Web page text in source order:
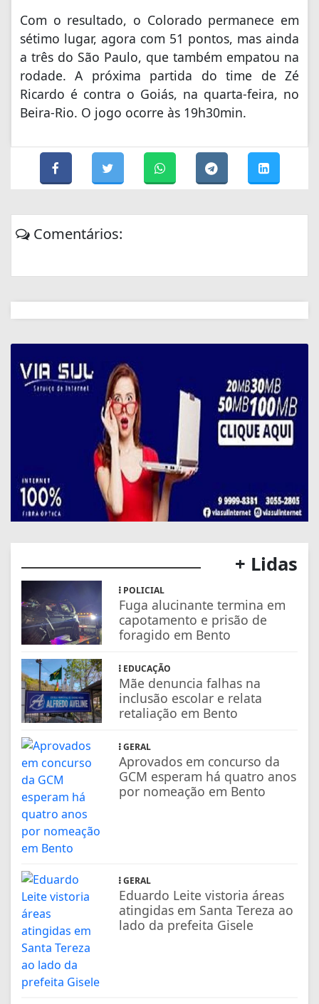
Com o resultado, o Colorado permanece em
sétimo lugar, agora com 51 pontos, mas ainda
a três do São Paulo, que também empatou na
rodade. A próxima partida do time de Zé
Ricardo é contra o Goiás, na quarta-feira, no
Beira-Rio. O jogo ocorre às 19h30min.
Comentários:
+ Lidas
POLICIAL
Fuga alucinante termina em
capotamento e prisão de
foragido em Bento
EDUCAÇÃO
Mãe denuncia falhas na
inclusão escolar e relata
retaliação em Bento
GERAL
Aprovados em concurso da
GCM esperam há quatro anos
por nomeação em Bento
GERAL
Eduardo Leite vistoria áreas
atingidas em Santa Tereza ao
lado da prefeita Gisele